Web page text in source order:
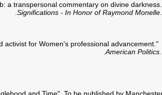
Significations - In Honor of Raymond Monelle
American Politics.